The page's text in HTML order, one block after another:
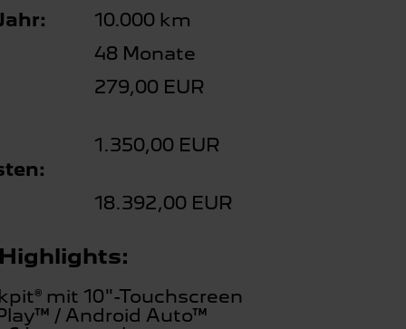
10.000 km
48 Monate
279,00 EUR
1.350,00 EUR
18.392,00 EUR
mit 10"-Touchscreen
/ Android Auto™